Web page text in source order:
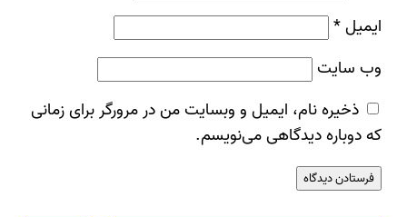
ایمیل*
وب‌ سایت
ذخیره نام، ایمیل و وبسایت من در مرورگر برای زمانی
که دوباره دیدگاهی می‌نویسم.